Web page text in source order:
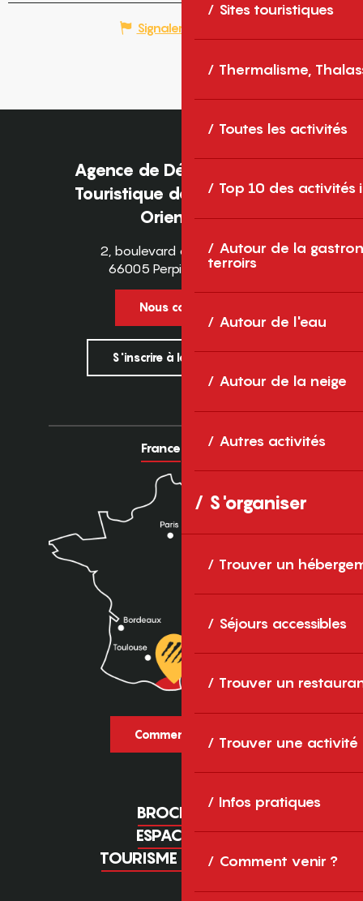
Sites touristiques
Thermalisme,
Toutes les activités
Top 10 des activités
Autour de la
terroirs
Autour de l'eau
Autour de la neige
Autres activités
S'organiser
Trouver un
Séjours accessibles
Trouver un
Trouver une activité
Infos pratiques
Comment venir ?
Signaler une erreur
Agence de Développement
Touristique des Pyrénées-
Orientales
2, boulevard des Pyrénées
66005 Perpignan Cedex
Nous contacter
S'inscrire à la newsletter
France Europe
Comment venir ?
BROCHURES
ESPACE PRO
TOURISME D'AFFAIRES